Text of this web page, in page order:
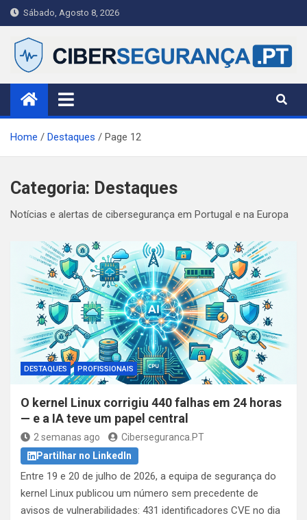
Skip
to
content
Sábado, Agosto 8, 2026
Ciberseguranca.PT
Publicação portuguesa de referência em cibersegurança —
notícias, alertas e guias práticos para cidadãos, PME e
profissionais.
Home
Destaques Page 12
Categoria: Destaques
Notícias e alertas de cibersegurança em Portugal e na Europa
DESTAQUES PROFISSIONAIS
O kernel Linux corrigiu 440 falhas em 24 horas
— e a IA teve um papel central
2 semanas ago
Ciberseguranca.PT
Partilhar no LinkedIn
Entre 19 e 20 de julho de 2026, a equipa de segurança do
kernel Linux publicou um número sem precedente de
avisos de vulnerabilidades: 431 identificadores CVE no dia